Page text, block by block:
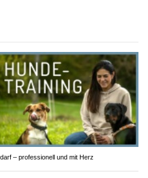
– professionell und mit Herz